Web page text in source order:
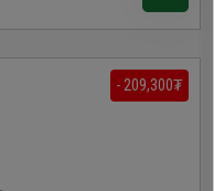
- 209,300₮